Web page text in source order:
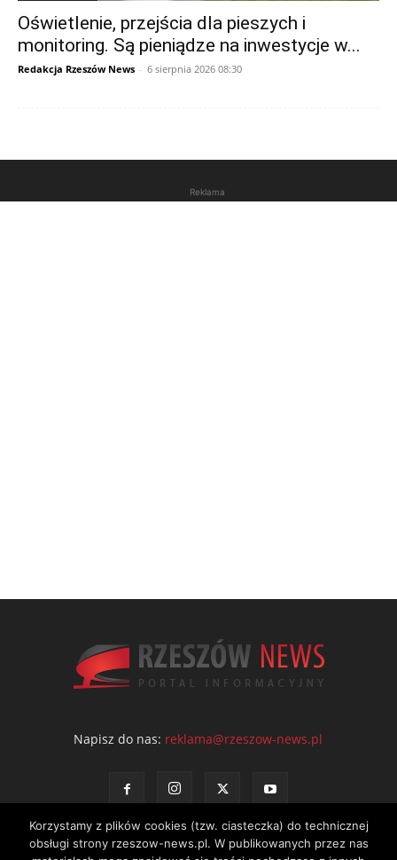
Oświetlenie, przejścia dla pieszych i
monitoring. Są pieniądze na inwestycje w...
Redakcja Rzeszów News - 6 sierpnia 2026 08:30
Reklama
Napisz do nas: reklama@rzeszow-news.pl
Korzystamy z plików cookies (tzw. ciasteczka) do technicznej
obsługi strony rzeszow-news.pl. W publikowanych przez nas